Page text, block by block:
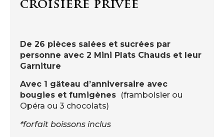
croisière privée
De 26 pièces salées et sucrées par
personne avec 2 Mini Plats Chauds et leur
Garniture
Avec 1 gâteau d’anniversaire avec
bougies et fumigènes (framboisier ou
Opéra ou 3 chocolats)
*forfait boissons inclus